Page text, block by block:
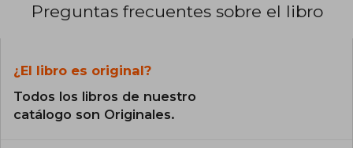
Preguntas frecuentes sobre el libro
¿El libro es original?
Todos los libros de nuestro
catálogo son Originales.